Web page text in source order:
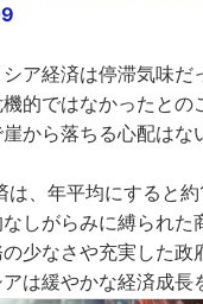
ア経済は停滞気味
的ではなかったと
から落ちる心配はな
、年平均にすると
しがらみに縛られ
少なさや充実した政
は緩やかな経済成長